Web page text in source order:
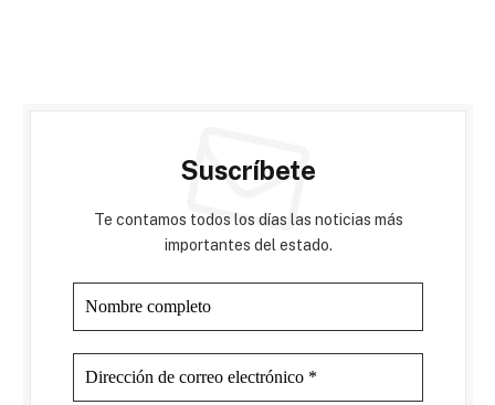
Suscríbete
Te contamos todos los días las noticias más
importantes del estado.